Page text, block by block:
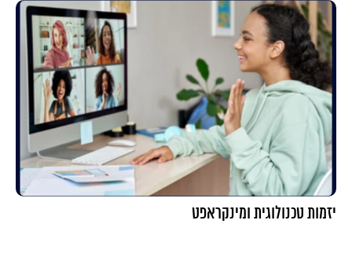
יזמות טכנולוגית ומינקראפט